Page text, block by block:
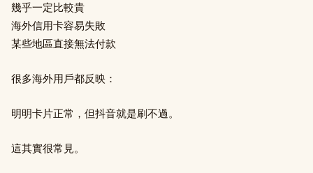
幾乎一定比較貴
海外信用卡容易失敗
某些地區直接無法付款
很多海外用戶都反映：
明明卡片正常，但抖音就是刷不過。
這其實很常見。